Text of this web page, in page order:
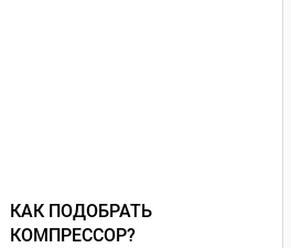
КАК ПОДОБРАТЬ
КОМПРЕССОР?